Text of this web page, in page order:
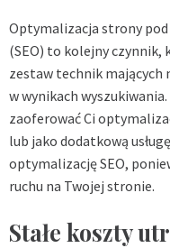
Optymalizacja strony
(SEO) to kolejny czynnik,
zestaw technik mających
w wynikach
zaoferować Ci
lub jako dodatkową
optymalizację SEO,
ruchu na Twojej stronie.
Stałe koszty